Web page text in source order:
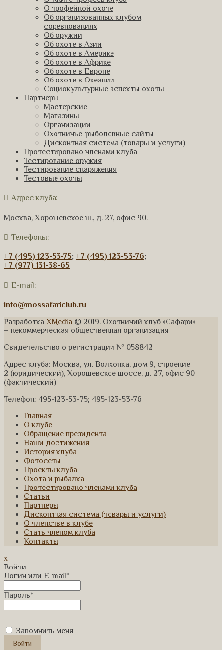
О трофейной охоте
Об организованных клубом
соревнованиях
Об оружии
Об охоте в Азии
Об охоте в Америке
Об охоте в Африке
Об охоте в Европе
Об охоте в Океании
Социокультурные аспекты охоты
Партнеры
Мастерские
Магазины
Организации
Охотничье-рыболовные сайты
Дисконтная система (товары и услуги)
Протестировано членами клуба
Тестирование оружия
Тестирование снаряжения
Тестовые охоты
Адрес клуба:
Москва, Хорошевское ш., д. 27, офис 90.
Телефоны:
+7 (495) 123-53-75; +7 (495) 123-53-76;
+7 (977) 131-38-65
E-mail:
info@mossafariclub.ru
Разработка XMedia © 2019. Охотничий клуб «Сафари»
– некоммерческая общественная организация
Свидетельство о регистрации № 058842
Адрес клуба: Москва, ул. Волхонка, дом 9, строение
2 (юридический), Хорошевское шоссе, д. 27, офис 90
(фактический)
Телефон: 495-123-53-75; 495-123-53-76
Главная
О клубе
Обращение президента
Наши достижения
История клуба
Фотосеты
Проекты клуба
Охота и рыбалка
Протестировано членами клуба
Статьи
Партнеры
Дисконтная система (товары и услуги)
О членстве в клубе
Стать членом клуба
Контакты
x
Войти
Логин или E-mail*
Пароль*
Запомнить меня